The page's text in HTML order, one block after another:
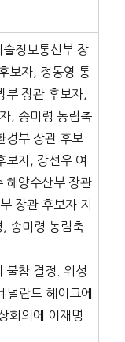
정보통신부 장
보자, 정동영 통
부 장관 후보자,
, 송미령 농림축
경부 장관 후보
보자, 강선우 여
해양수산부 장관
장관 후보자 지
송미령 농림축
불참 결정. 위성
란드 헤이그에
회의에 이재명